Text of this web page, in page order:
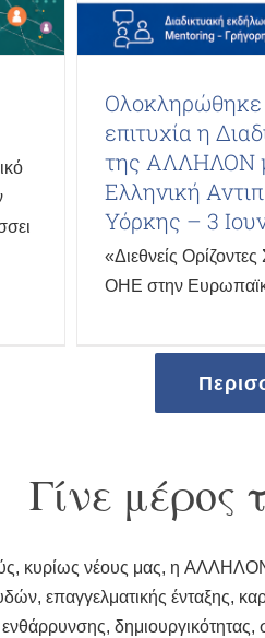
επιτυχία η
της ΑΛΛΗΛΟΝ
Ελληνική
Υόρκης – 3
«Διεθνείς
ΟΗΕ στην
Γίνε
κυρίως νέους μας, η AΛΛΗΛΟΝ
επαγγελματικής ένταξης,